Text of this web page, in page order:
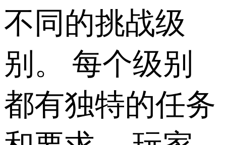
不同的挑战级
别。 每个级别
都有独特的任务